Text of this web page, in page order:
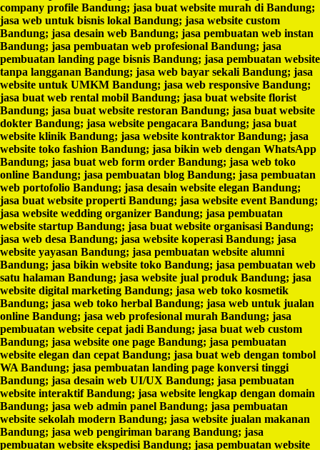
company profile Bandung; jasa buat website murah di Bandung;
jasa web untuk bisnis lokal Bandung; jasa website custom
Bandung; jasa desain web Bandung; jasa pembuatan web instan
Bandung; jasa pembuatan web profesional Bandung; jasa
pembuatan landing page bisnis Bandung; jasa pembuatan website
tanpa langganan Bandung; jasa web bayar sekali Bandung; jasa
website untuk UMKM Bandung; jasa web responsive Bandung;
jasa buat web rental mobil Bandung; jasa buat website florist
Bandung; jasa buat website restoran Bandung; jasa buat website
dokter Bandung; jasa website pengacara Bandung; jasa buat
website klinik Bandung; jasa website kontraktor Bandung; jasa
website toko fashion Bandung; jasa bikin web dengan WhatsApp
Bandung; jasa buat web form order Bandung; jasa web toko
online Bandung; jasa pembuatan blog Bandung; jasa pembuatan
web portofolio Bandung; jasa desain website elegan Bandung;
jasa buat website properti Bandung; jasa website event Bandung;
jasa website wedding organizer Bandung; jasa pembuatan
website startup Bandung; jasa buat website organisasi Bandung;
jasa web desa Bandung; jasa website koperasi Bandung; jasa
website yayasan Bandung; jasa pembuatan website alumni
Bandung; jasa bikin website toko Bandung; jasa pembuatan web
satu halaman Bandung; jasa website jual produk Bandung; jasa
website digital marketing Bandung; jasa web toko kosmetik
Bandung; jasa web toko herbal Bandung; jasa web untuk jualan
online Bandung; jasa web profesional murah Bandung; jasa
pembuatan website cepat jadi Bandung; jasa buat web custom
Bandung; jasa website one page Bandung; jasa pembuatan
website elegan dan cepat Bandung; jasa buat web dengan tombol
WA Bandung; jasa pembuatan landing page konversi tinggi
Bandung; jasa desain web UI/UX Bandung; jasa pembuatan
website interaktif Bandung; jasa website lengkap dengan domain
Bandung; jasa web admin panel Bandung; jasa pembuatan
website sekolah modern Bandung; jasa website jualan makanan
Bandung; jasa web pengiriman barang Bandung; jasa
pembuatan website ekspedisi Bandung; jasa pembuatan website